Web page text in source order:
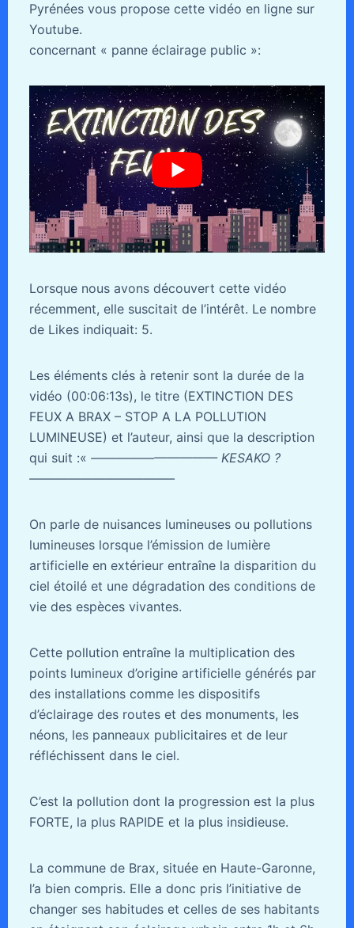
Pyrénées vous propose cette vidéo en ligne sur
Youtube.
concernant « panne éclairage public »:
Lorsque nous avons découvert cette vidéo
récemment, elle suscitait de l’intérêt. Le nombre
de Likes indiquait: 5.
Les éléments clés à retenir sont la durée de la
vidéo (00:06:13s), le titre (EXTINCTION DES
FEUX A BRAX – STOP A LA POLLUTION
LUMINEUSE) et l’auteur, ainsi que la description
qui suit :« —————————— KESAKO ?
———————————–
On parle de nuisances lumineuses ou pollutions
lumineuses lorsque l’émission de lumière
artificielle en extérieur entraîne la disparition du
ciel étoilé et une dégradation des conditions de
vie des espèces vivantes.
Cette pollution entraîne la multiplication des
points lumineux d’origine artificielle générés par
des installations comme les dispositifs
d’éclairage des routes et des monuments, les
néons, les panneaux publicitaires et de leur
réfléchissent dans le ciel.
C’est la pollution dont la progression est la plus
FORTE, la plus RAPIDE et la plus insidieuse.
La commune de Brax, située en Haute-Garonne,
l’a bien compris. Elle a donc pris l’initiative de
changer ses habitudes et celles de ses habitants